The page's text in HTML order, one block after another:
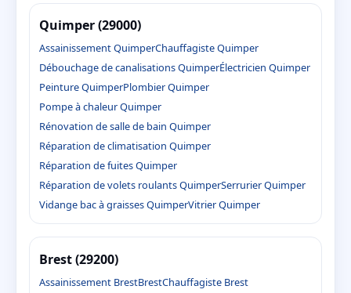
Quimper (29000)
Assainissement QuimperChauffagiste Quimper
Débouchage de canalisations QuimperÉlectricien Quimper
Peinture QuimperPlombier Quimper
Pompe à chaleur Quimper
Rénovation de salle de bain Quimper
Réparation de climatisation Quimper
Réparation de fuites Quimper
Réparation de volets roulants QuimperSerrurier Quimper
Vidange bac à graisses QuimperVitrier Quimper
Brest (29200)
Assainissement BrestBrestChauffagiste Brest